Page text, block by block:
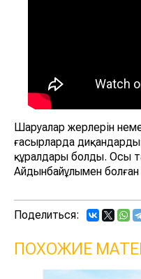
Шаруалар жерлерін
ғасырларда
құралдары болды. Осы
Айдынбайұлымен болған
Поделиться:
ПОХОЖИЕ